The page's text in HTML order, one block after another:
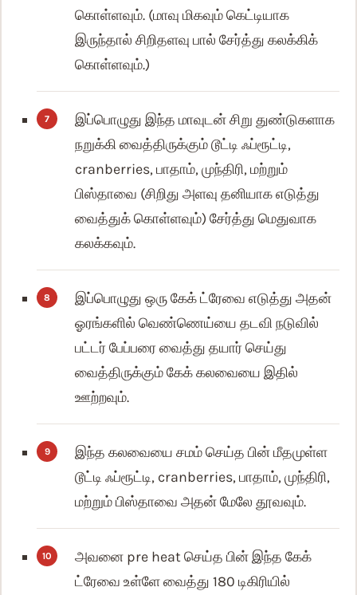
கொள்ளவும். (மாவு மிகவும் கெட்டியாக
இருந்தால் சிறிதளவு பால் சேர்த்து கலக்கிக்
கொள்ளவும்.)
இப்பொழுது இந்த மாவுடன் சிறு துண்டுகளாக
நறுக்கி வைத்திருக்கும் டூட்டி ஃப்ரூட்டி,
cranberries, பாதாம், முந்திரி, மற்றும்
பிஸ்தாவை (சிறிது அளவு தனியாக எடுத்து
வைத்துக் கொள்ளவும்) சேர்த்து மெதுவாக
கலக்கவும்.
இப்பொழுது ஒரு கேக் ட்ரேவை எடுத்து அதன்
ஓரங்களில் வெண்ணெய்யை தடவி நடுவில்
பட்டர் பேப்பரை வைத்து தயார் செய்து
வைத்திருக்கும் கேக் கலவையை இதில்
ஊற்றவும்.
இந்த கலவையை சமம் செய்த பின் மீதமுள்ள
டூட்டி ஃப்ரூட்டி, cranberries, பாதாம், முந்திரி,
மற்றும் பிஸ்தாவை அதன் மேலே தூவவும்.
அவனை pre heat செய்த பின் இந்த கேக்
ட்ரேவை உள்ளே வைத்து 180 டிகிரியில்